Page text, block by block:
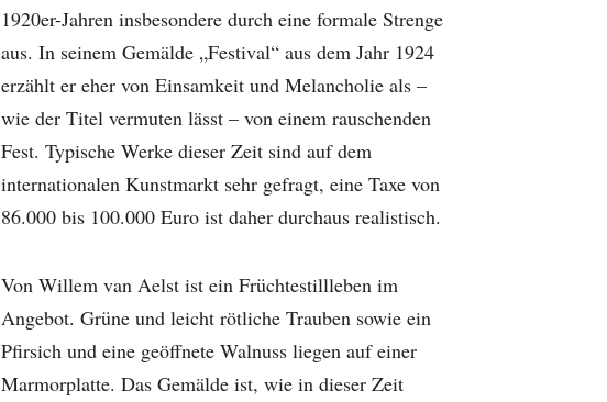
1920er-Jahren insbesondere durch eine formale Strenge
aus. In seinem Gemälde „Festival“ aus dem Jahr 1924
erzählt er eher von Einsamkeit und Melancholie als –
wie der Titel vermuten lässt – von einem rauschenden
Fest. Typische Werke dieser Zeit sind auf dem
internationalen Kunstmarkt sehr gefragt, eine Taxe von
86.000 bis 100.000 Euro ist daher durchaus realistisch.
Von Willem van Aelst ist ein Früchtestillleben im
Angebot. Grüne und leicht rötliche Trauben sowie ein
Pfirsich und eine geöffnete Walnuss liegen auf einer
Marmorplatte. Das Gemälde ist, wie in dieser Zeit